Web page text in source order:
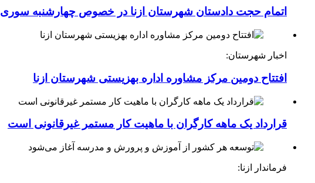
اتمام حجت دادستان شهرستان ازنا در خصوص چهارشنبه ‌سوری
اخبار شهرستان:
افتتاح دومین مرکز مشاوره اداره بهزیستی شهرستان ازنا
قرارداد یک ماهه کارگران با ماهیت کار مستمر غیرقانونی است
فرماندار ازنا: